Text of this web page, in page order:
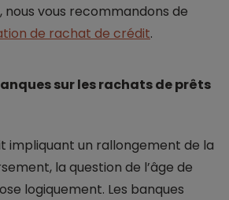
vous recommandons de
de rachat de crédit.
sur les rachats de prêts
impliquant un rallongement de la
la question de l’âge de
logiquement. Les banques